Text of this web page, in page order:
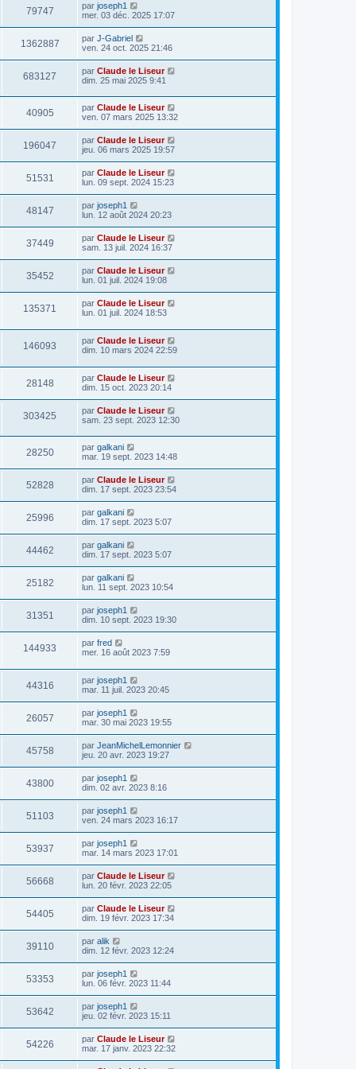
79747 par joseph1
mer. 03 déc. 2025 17:07
1362887 par J-Gabriel
ven. 24 oct. 2025 21:46
683127 par Claude le Liseur
dim. 25 mai 2025 9:41
40905 par Claude le Liseur
ven. 07 mars 2025 13:32
196047 par Claude le Liseur
jeu. 06 mars 2025 19:57
51531 par Claude le Liseur
lun. 09 sept. 2024 15:23
48147 par joseph1
lun. 12 août 2024 20:23
37449 par Claude le Liseur
sam. 13 juil. 2024 16:37
35452 par Claude le Liseur
lun. 01 juil. 2024 19:08
135371 par Claude le Liseur
lun. 01 juil. 2024 18:53
146093 par Claude le Liseur
dim. 10 mars 2024 22:59
28148 par Claude le Liseur
dim. 15 oct. 2023 20:14
303425 par Claude le Liseur
sam. 23 sept. 2023 12:30
28250 par galkani
mar. 19 sept. 2023 14:48
52828 par Claude le Liseur
dim. 17 sept. 2023 23:54
25996 par galkani
dim. 17 sept. 2023 5:07
44462 par galkani
dim. 17 sept. 2023 5:07
25182 par galkani
lun. 11 sept. 2023 10:54
31351 par joseph1
dim. 10 sept. 2023 19:30
144933 par fred
mer. 16 août 2023 7:59
44316 par joseph1
mar. 11 juil. 2023 20:45
26057 par joseph1
mar. 30 mai 2023 19:55
45758 par JeanMichelLemonnier
jeu. 20 avr. 2023 19:27
43800 par joseph1
dim. 02 avr. 2023 8:16
51103 par joseph1
ven. 24 mars 2023 16:17
53937 par joseph1
mar. 14 mars 2023 17:01
56668 par Claude le Liseur
lun. 20 févr. 2023 22:05
54405 par Claude le Liseur
dim. 19 févr. 2023 17:34
39110 par alik
dim. 12 févr. 2023 12:24
53353 par joseph1
lun. 06 févr. 2023 11:44
53642 par joseph1
jeu. 02 févr. 2023 15:11
54226 par Claude le Liseur
mar. 17 janv. 2023 22:32